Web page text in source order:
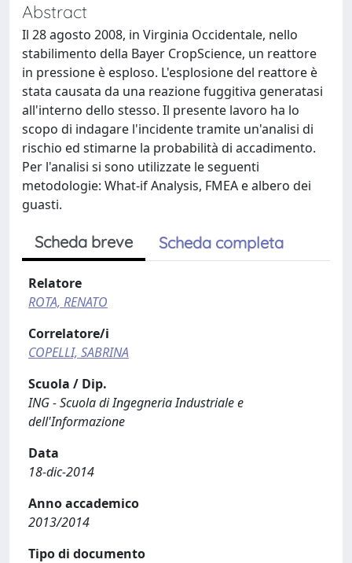
Abstract
Il 28 agosto 2008, in Virginia Occidentale, nello
stabilimento della Bayer CropScience, un reattore
in pressione è esploso. L'esplosione del reattore è
stata causata da una reazione fuggitiva generatasi
all'interno dello stesso. Il presente lavoro ha lo
scopo di indagare l'incidente tramite un'analisi di
rischio ed stimarne la probabilità di accadimento.
Per l'analisi si sono utilizzate le seguenti
metodologie: What-if Analysis, FMEA e albero dei
guasti.
Scheda breve Scheda completa
Relatore
ROTA, RENATO
Correlatore/i
COPELLI, SABRINA
Scuola / Dip.
ING - Scuola di Ingegneria Industriale e
dell'Informazione
Data
18-dic-2014
Anno accademico
2013/2014
Tipo di documento